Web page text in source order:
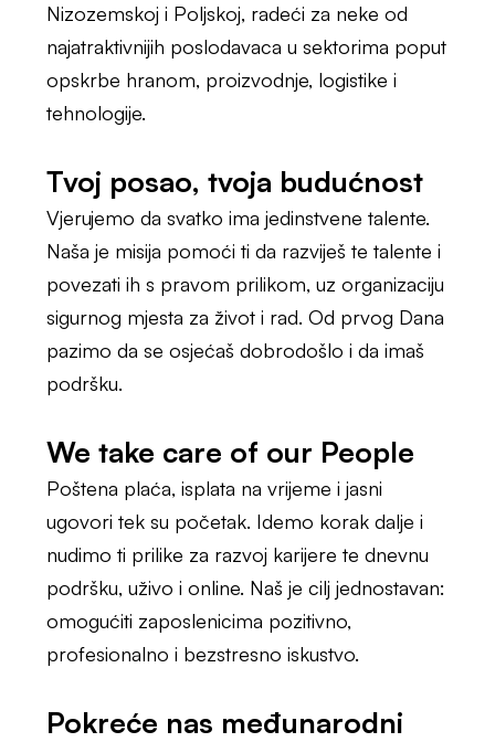
Nizozemskoj i Poljskoj, radeći za neke od
najatraktivnijih poslodavaca u sektorima poput
opskrbe hranom, proizvodnje, logistike i
tehnologije.
Tvoj posao, tvoja budućnost
Vjerujemo da svatko ima jedinstvene talente.
Naša je misija pomoći ti da razviješ te talente i
povezati ih s pravom prilikom, uz organizaciju
sigurnog mjesta za život i rad. Od prvog Dana
pazimo da se osjećaš dobrodošlo i da imaš
podršku.
We take care of our People
Poštena plaća, isplata na vrijeme i jasni
ugovori tek su početak. Idemo korak dalje i
nudimo ti prilike za razvoj karijere te dnevnu
podršku, uživo i online. Naš je cilj jednostavan:
omogućiti zaposlenicima pozitivno,
profesionalno i bezstresno iskustvo.
Pokreće nas međunarodni